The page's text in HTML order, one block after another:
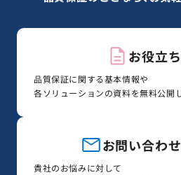
お役立
品質保証に関する基本情報や
各ソリューションの資料を無料公開
お問い合わ
貴社のお悩みに対して